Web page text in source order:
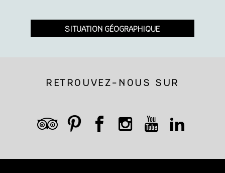
Coffre
SITUATION GÉOGRAPHIQUE
RETROUVEZ-NOUS SUR